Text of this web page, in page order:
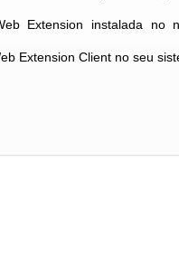
Extension instalada no
Extension Client no seu